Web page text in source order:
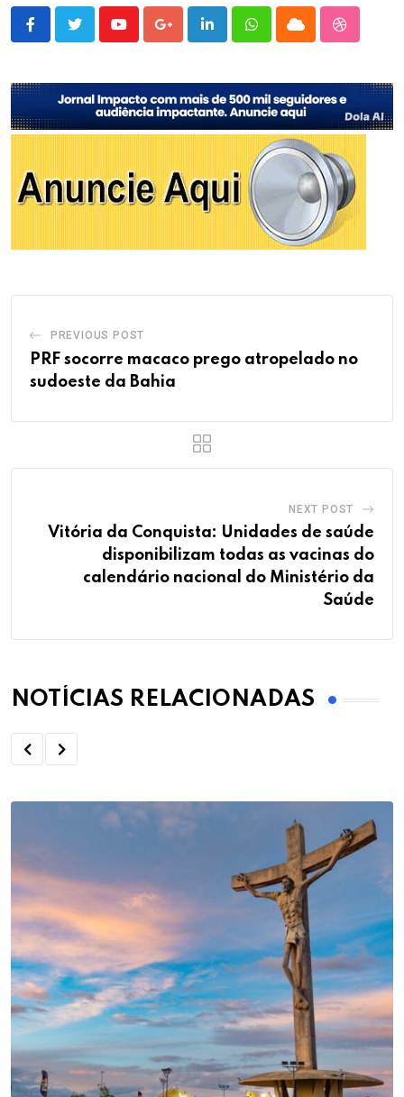
YoutubeGoogle+LinkedInWhatsappCloud
PREVIOUS POST
PRF socorre macaco prego atropelado no
sudoeste da Bahia
NEXT POST
Vitória da Conquista: Unidades de saúde
disponibilizam todas as vacinas do
calendário nacional do Ministério da
Saúde
NOTÍCIAS RELACIONADAS